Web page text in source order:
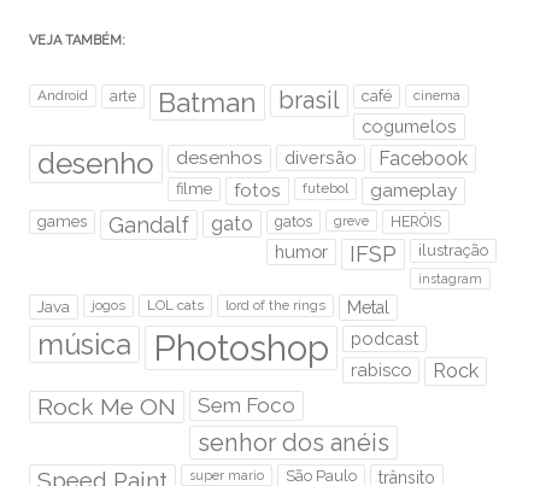
VEJA TAMBÉM:
Android arte Batman brasil café cinema
cogumelos
desenho desenhos diversão Facebook
filme fotos futebol gameplay
games Gandalf gato gatos greve HERÓIS
humor IFSP ilustração
instagram
Java jogos LOL cats lord of the rings Metal
música Photoshop
podcast
rabisco
Rock
Rock Me ON Sem Foco
senhor dos anéis
Speed Paint super mario São Paulo trânsito